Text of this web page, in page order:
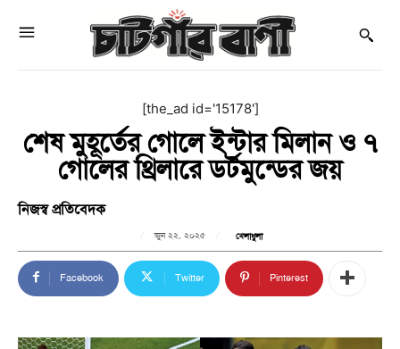
[the_ad id='15178']
শেষ মুহূর্তের গোলে ইন্টার মিলান ও ৭
গোলের থ্রিলারে ডর্টমুন্ডের জয়
নিজস্ব প্রতিবেদক
জুন ২২, ২০২৫ খেলাধুলা
Facebook Twitter Pinterest